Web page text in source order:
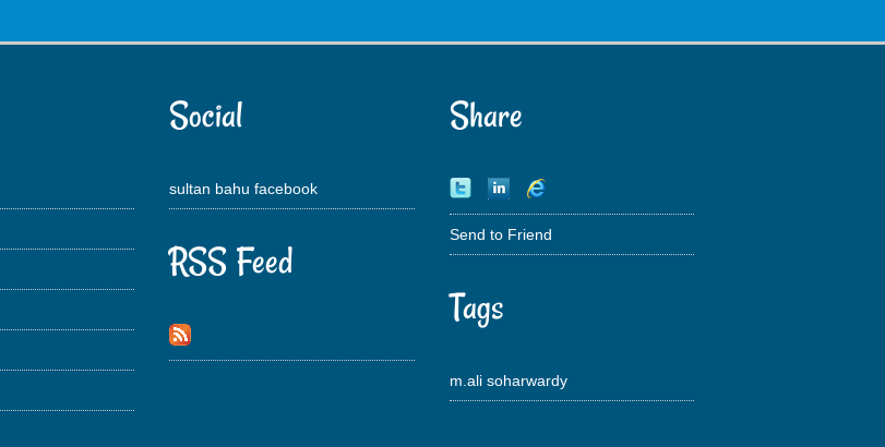
Social
sultan bahu facebook
RSS Feed
Share
Send to Friend
Tags
m.ali soharwardy